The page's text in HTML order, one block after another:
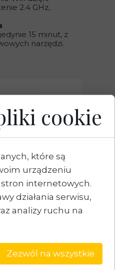
2.4 GHz,
15 minut, z
narzędzi.
cookie
które są
urządzeniu
internetowych.
działania serwisu,
analizy ruchu na
Zezwól na wszystkie